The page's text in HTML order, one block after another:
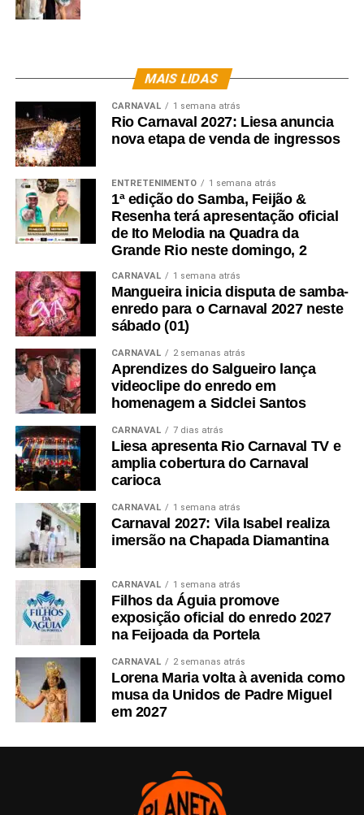
MAIS LIDAS
CARNAVAL 1 semana atrás
Rio Carnaval 2027: Liesa anuncia
nova etapa de venda de ingressos
ENTRETENIMENTO 1 semana atrás
1ª edição do Samba, Feijão &
Resenha terá apresentação oficial
de Ito Melodia na Quadra da
Grande Rio neste domingo, 2
CARNAVAL 1 semana atrás
Mangueira inicia disputa de samba-
enredo para o Carnaval 2027 neste
sábado (01)
CARNAVAL 2 semanas atrás
Aprendizes do Salgueiro lança
videoclipe do enredo em
homenagem a Sidclei Santos
CARNAVAL 7 dias atrás
Liesa apresenta Rio Carnaval TV e
amplia cobertura do Carnaval
carioca
CARNAVAL 1 semana atrás
Carnaval 2027: Vila Isabel realiza
imersão na Chapada Diamantina
CARNAVAL 1 semana atrás
Filhos da Águia promove
exposição oficial do enredo 2027
na Feijoada da Portela
CARNAVAL 2 semanas atrás
Lorena Maria volta à avenida como
musa da Unidos de Padre Miguel
em 2027